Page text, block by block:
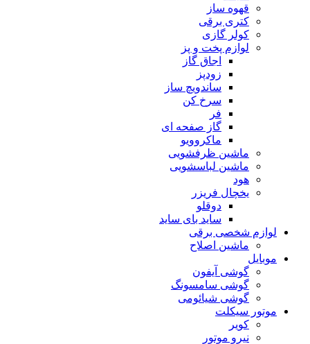
قهوه ساز
کتری برقی
کولر گازی
لوازم پخت و پز
اجاق گاز
زودپز
ساندویچ ساز
سرخ کن
فر
گاز صفحه ای
ماکروویو
ماشین ظرفشویی
ماشین لباسشویی
هود
یخچال فریزر
دوقلو
ساید بای ساید
لوازم شخصی برقی
ماشین اصلاح
موبایل
گوشی آیفون
گوشی سامسونگ
گوشی شیائومی
موتور سیکلت
کویر
نیرو موتور